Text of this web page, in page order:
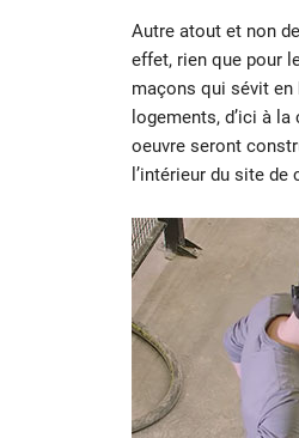
Autre atout et non
effet, rien que pour
maçons qui sévit en
logements, d’ici à
oeuvre seront
l’intérieur du site